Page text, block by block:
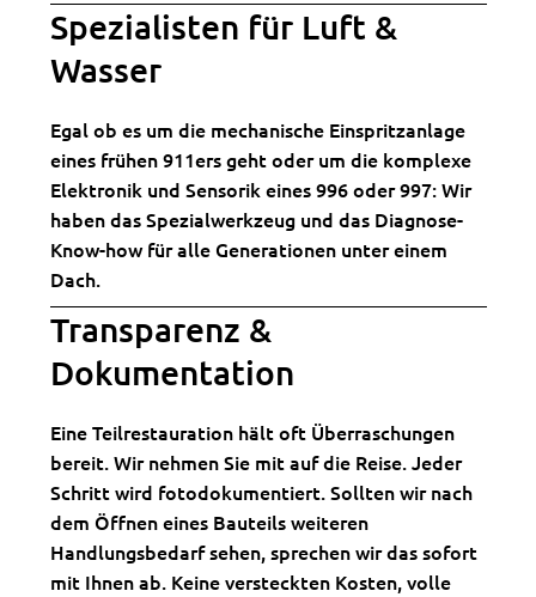
Spezialisten für Luft &
Wasser
Egal ob es um die mechanische Einspritzanlage
eines frühen 911ers geht oder um die komplexe
Elektronik und Sensorik eines 996 oder 997: Wir
haben das Spezialwerkzeug und das Diagnose-
Know-how für alle Generationen unter einem
Dach.
Transparenz &
Dokumentation
Eine Teilrestauration hält oft Überraschungen
bereit. Wir nehmen Sie mit auf die Reise. Jeder
Schritt wird fotodokumentiert. Sollten wir nach
dem Öffnen eines Bauteils weiteren
Handlungsbedarf sehen, sprechen wir das sofort
mit Ihnen ab. Keine versteckten Kosten, volle